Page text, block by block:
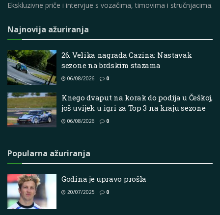
Ekskluzivne priče i intervjue s vozačima, timovima i stručnjacima.
Najnovija ažuriranja
26. Velika nagrada Cazina: Nastavak
sezone na brdskim stazama
06/08/2026 0
Knego dvaput na korak do podija u Češkoj,
još uvijek u igri za Top 3 na kraju sezone
06/08/2026 0
Popularna ažuriranja
Godina je upravo prošla
20/07/2025 0